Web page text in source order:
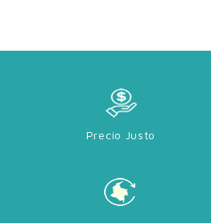
Precio Justo